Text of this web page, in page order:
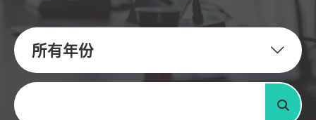
所有年份
关键字
搜寻